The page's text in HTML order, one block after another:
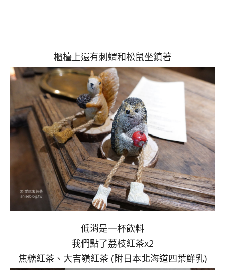
櫃檯上還有刺蝟和松鼠坐鎮著
低消是一杯飲料
我們點了荔枝紅茶x2
焦糖紅茶、大吉嶺紅茶 (附日本北海道四葉鮮乳)